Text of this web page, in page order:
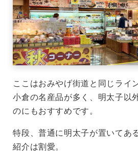
ここはおみやげ街道と同じライ
小倉の名産品が多く、明太子以
のにもおすすめです。
特段、普通に明太子が置いてあ
紹介は割愛。